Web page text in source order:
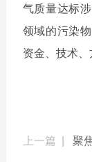
气质量达标
领域的污染
资金、技术
上一篇 | 聚